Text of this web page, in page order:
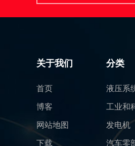
关于我们
首页
博客
网站地图
下载
分类
液压系
工业和
发电机
汽车零